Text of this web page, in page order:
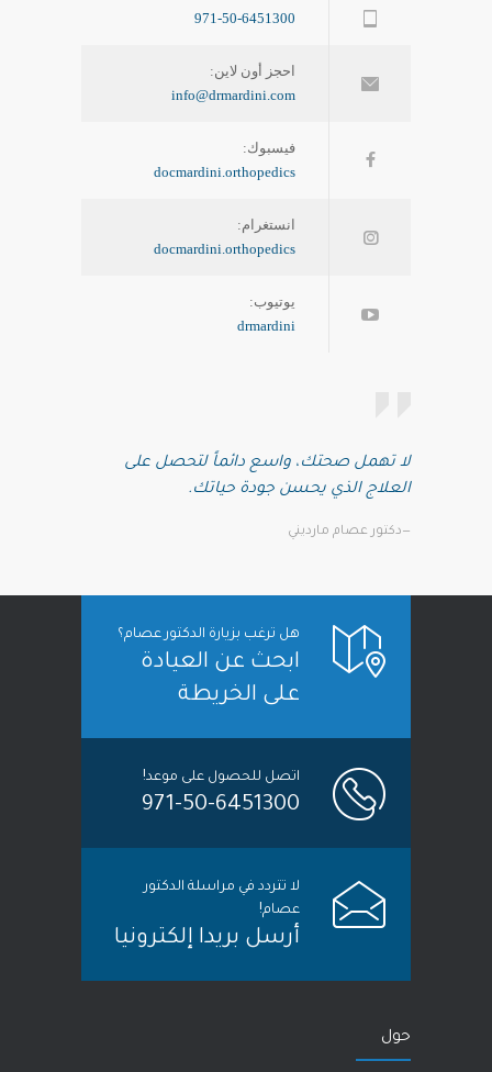
971-50-6451300
احجز أون لاين:
info@drmardini.com
فيسبوك:
docmardini.orthopedics
انستغرام:
docmardini.orthopedics
يوتيوب:
drmardini
لا تهمل صحتك، واسع دائماً لتحصل على
العلاج الذي يحسن جودة حياتك.
—دكتور عصام مارديني
هل ترغب بزيارة الدكتور عصام؟
ابحث عن العيادة
على الخريطة
اتصل للحصول على موعد!
971-50-6451300
لا تتردد في مراسلة الدكتور
عصام!
أرسل بريدا إلكترونيا
حول